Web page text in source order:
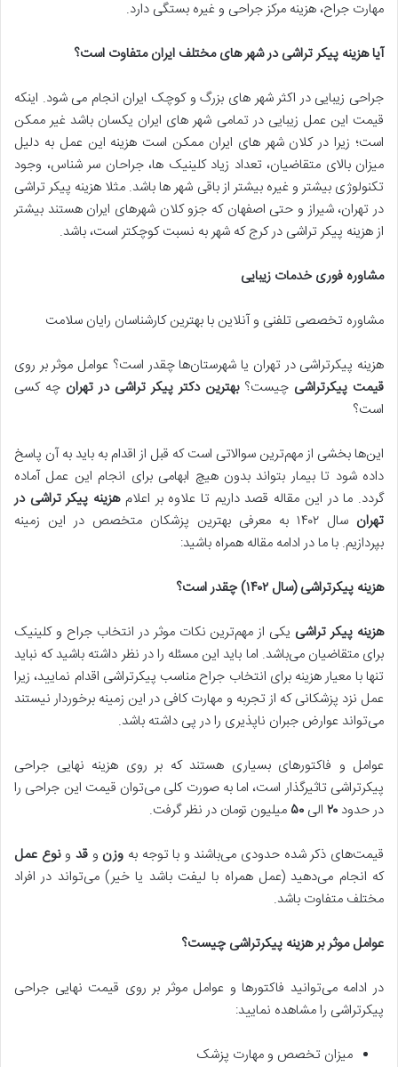
مهارت جراح، هزینه مرکز جراحی و غیره بستگی دارد.
آیا هزینه پیکر تراشی در شهر های مختلف ایران متفاوت است؟
جراحی زیبایی در اکثر شهر های بزرگ و کوچک ایران انجام می شود. اینکه
قیمت این عمل زیبایی در تمامی شهر های ایران یکسان باشد غیر ممکن
است؛ زیرا در کلان شهر های ایران ممکن است هزینه این عمل به دلیل
میزان بالای متقاضیان، تعداد زیاد کلینیک ها، جراحان سر شناس، وجود
تکنولوژی بیشتر و غیره بیشتر از باقی شهر ها باشد. مثلا هزینه پیکر تراشی
در تهران، شیراز و حتی اصفهان که جزو کلان شهرهای ایران هستند بیشتر
از هزینه پیکر تراشی در کرج که شهر به نسبت کوچکتر است، باشد.
مشاوره فوری خدمات زیبایی
مشاوره تخصصی تلفنی و آنلاین با بهترین کارشناسان رایان سلامت
هزینه پیکرتراشی در تهران یا شهرستان‌ها چقدر است؟ عوامل موثر بر روی
قیمت پیکرتراشی چیست؟بهترین دکتر پیکر تراشی در تهران چه کسی
است؟
این‌ها بخشی از مهم‌ترین سوالاتی است که قبل از اقدام به باید به آن پاسخ
داده شود تا بیمار بتواند بدون هیچ ابهامی برای انجام این عمل آماده
گردد. ما در این مقاله قصد داریم تا علاوه بر اعلامهزینه پیکر تراشی در
تهران
سال ۱۴۰۲ به معرفی بهترین پزشکان متخصص در این زمینه
بپردازیم. با ما در ادامه مقاله همراه باشید:
هزینه پیکرتراشی (سال ۱۴۰۲) چقدر است؟
هزینه پیکر تراشی یکی از مهم‌ترین نکات موثر در انتخاب جراح و کلینیک
برای متقاضیان می‌باشد. اما باید این مسئله را در نظر داشته باشید که نباید
تنها با معیار هزینه برای انتخاب جراح مناسب پیکرتراشی اقدام نمایید، زیرا
عمل نزد پزشکانی که از تجربه و مهارت کافی در این زمینه برخوردار نیستند
می‌تواند عوارض جبران ناپذیری را در پی داشته باشد.
عوامل و فاکتورهای بسیاری هستند که بر روی هزینه نهایی جراحی
پیکرتراشی تاثیرگذار است، اما به صورت کلی می‌توان قیمت این جراحی را
در حدود ۲۰ الی ۵۰ میلیون تومان در نظر گرفت.
قیمت‌های ذکر شده حدودی می‌باشند و با توجه به وزن وقد ونوع عمل
که انجام می‌دهید (عمل همراه با لیفت باشد یا خیر) می‌تواند در افراد
مختلف متفاوت باشد.
عوامل موثر بر هزینه پیکرتراشی چیست؟
در ادامه می‌توانید فاکتورها و عوامل موثر بر روی قیمت نهایی جراحی
پیکرتراشی را مشاهده نمایید:
میزان تخصص و مهارت پزشک